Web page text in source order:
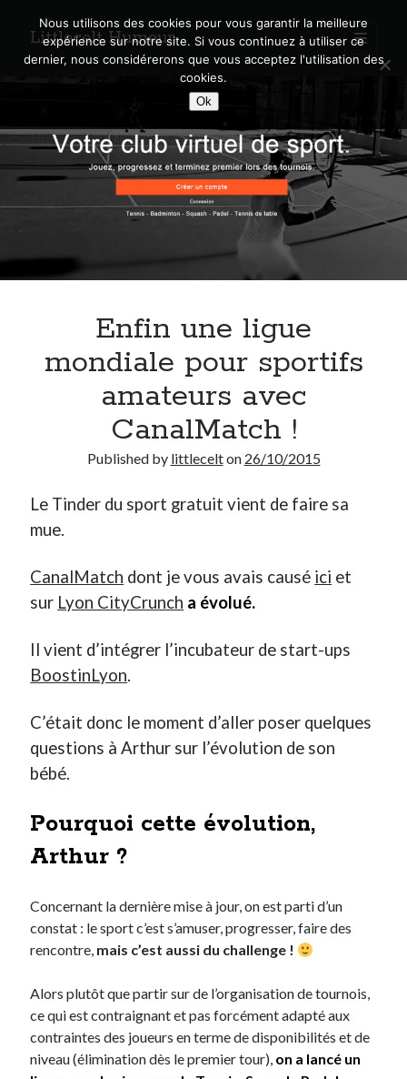
Littlecelt Humeur
open
primary
menu
Sidebar
Quel Lyonnais es-tu, Renaud Ducher ?
A quand une véritable place pour le vélo à Caluire dans la Métropole de
Lyon ?
Comment je vis ma vie sur un vélo
Derniers Commentaires
JFdansC’était pas mieux avant… à Lyon
littlecelt
Renaud DucherdansComment j’ai opéré ma vélorution toute
Commentaires récents
littlecelt dansComment j’ai opéré ma vélorution toute personnelle
Anthony dansComment j’ai opéré ma vélorution toute personnelle
Renaud Ducher
On parle de quoi ?
Bon plan du dimanche
Coup de coeur
Daddy
Geek
Green
Humeur
Lectures
Enfin une ligue
mondiale pour sportifs
amateurs avec
CanalMatch !
Published by littlecelton 26/10/2015
Le Tinder du sport gratuit vient de faire sa
mue.
CanalMatch dont je vous avais causé ici et
sur Lyon CityCrunch a évolué.
Il vient d’intégrer l’incubateur de start-ups
BoostinLyon.
C’était donc le moment d’aller poser quelques
questions à Arthur sur l’évolution de son
bébé.
Pourquoi cette évolution,
Arthur ?
Concernant la dernière mise à jour, on est parti d’un
constat : le sport c’est s’amuser, progresser, faire des
rencontre, mais c’est aussi du challenge !
Alors plutôt que partir sur de l’organisation de tournois,
ce qui est contraignant et pas forcément adapté aux
contraintes des joueurs en terme de disponibilités et de
niveau (élimination dès le premier tour), on a lancé un
Nous utilisons des cookies pour vous garantir la meilleure
expérience sur notre site. Si vous continuez à utiliser ce
dernier, nous considérerons que vous acceptez l'utilisation des
cookies.
Ok